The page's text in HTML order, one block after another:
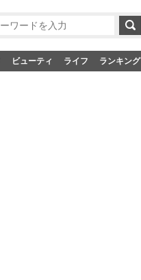
ビューティ ライフ ランキング